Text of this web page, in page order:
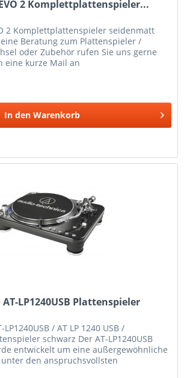
2 Komplettplattenspieler...
2 Komplettplattenspieler seidenmatt
Beratung zum Plattenspieler /
oder Zubehör rufen Sie uns gerne
eine kurze Mail an
In den Warenkorb
LP1240USB Plattenspieler
/ AT LP 1240 USB /
schwarz Der AT-LP1240USB
entwickelt um eine außergewöhnliche
den anspruchsvollsten